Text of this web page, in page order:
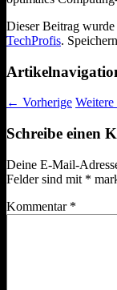
Dieser Beitrag
TechProfis.
← Vorherige Weitere
Schreibe einen
Deine E-Mail-
Felder sind mit *
Kommentar *